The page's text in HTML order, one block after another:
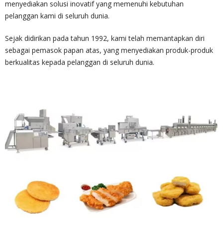
menyediakan solusi inovatif yang memenuhi kebutuhan
pelanggan kami di seluruh dunia.
Sejak didirikan pada tahun 1992, kami telah memantapkan diri
sebagai pemasok papan atas, yang menyediakan produk-produk
berkualitas kepada pelanggan di seluruh dunia.